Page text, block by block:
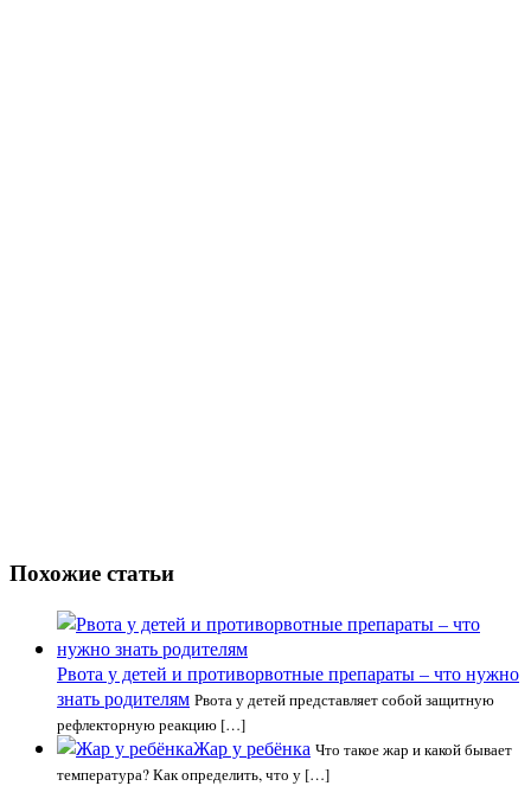
Похожие статьи
Рвота у детей и противорвотные препараты – что нужно
знать родителям Рвота у детей представляет собой защитную
рефлекторную реакцию […]
Жар у ребёнка Что такое жар и какой бывает
температура? Как определить, что у […]